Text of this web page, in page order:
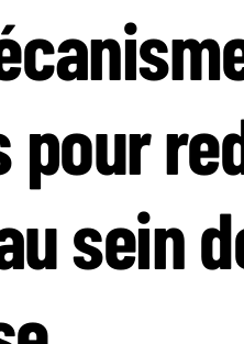
L’ENTREPRISE
pour
sein